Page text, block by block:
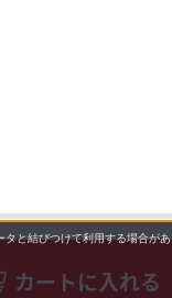
カートに入れる
と結びつけて利用する場合があ